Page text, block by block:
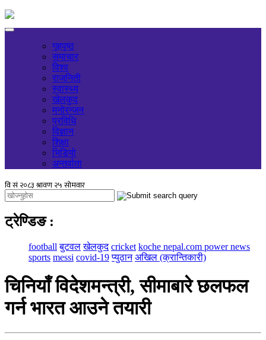
गृहपृष्ठ
समाचार
विश्व
राजनिती
स्वास्थ्य
खेलकुद
मनोरन्जन
प्रविधि
विज्ञान
शिक्षा
भिडियो
अन्तर्वाता
ट्रेण्डिङ :
football बुटवल खेलकुद cricket koche nepal.com power news
sports messi covid-19 प्युठान अखिल (क्रान्तिकारी)
चिनियाँ विदेशमन्त्री, सीमाबारे छलफल
गर्न भारत आउने तयारी